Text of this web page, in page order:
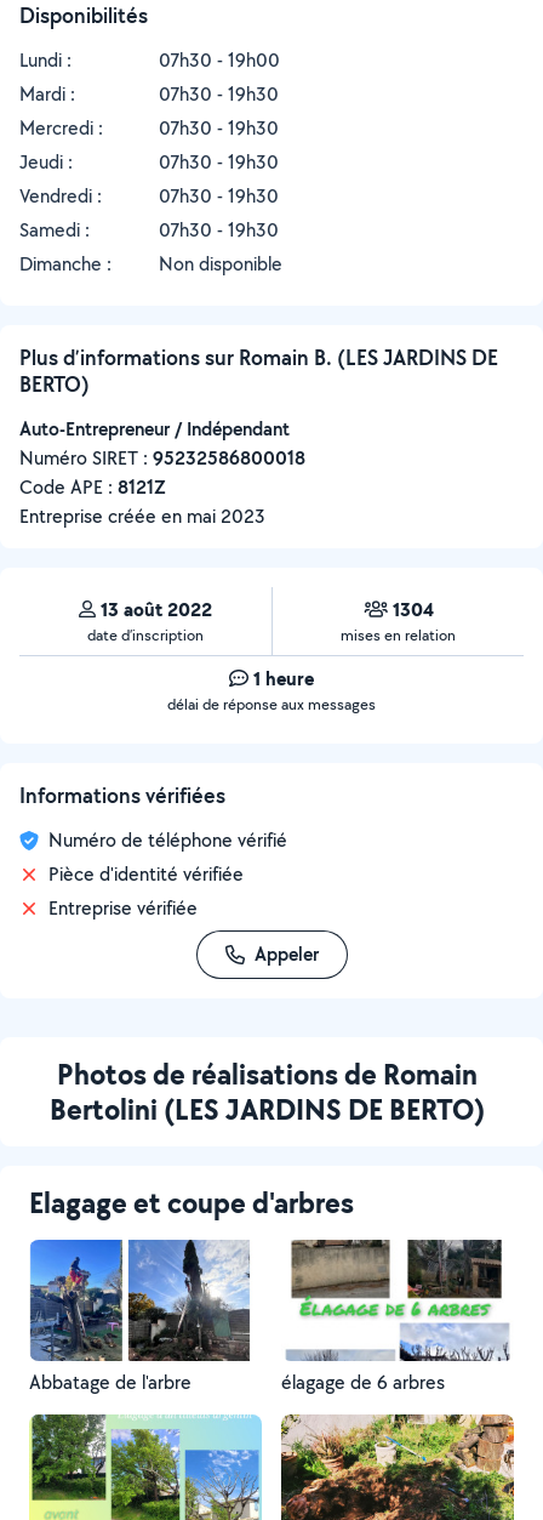
Disponibilités
Lundi :
07h30 - 19h00
Mardi :
07h30 - 19h30
Mercredi :
07h30 - 19h30
Jeudi :
07h30 - 19h30
Vendredi :
07h30 - 19h30
Samedi :
07h30 - 19h30
Dimanche :
Non disponible
Plus d’informations sur Romain B. (LES JARDINS DE
BERTO)
Auto-Entrepreneur / Indépendant
Numéro SIRET : ‍95232586800018
Code APE : 8121Z
Entreprise créée en mai 2023
13 août 2022
date d’inscription
1304
mises en relation
1 heure
délai de réponse aux messages
Informations vérifiées
Numéro de téléphone vérifié
Pièce d'identité vérifiée
Entreprise vérifiée
Appeler
Photos de réalisations de Romain
Bertolini (LES JARDINS DE BERTO)
Elagage et coupe d'arbres
Abbatage de l'arbre élagage de 6 arbres